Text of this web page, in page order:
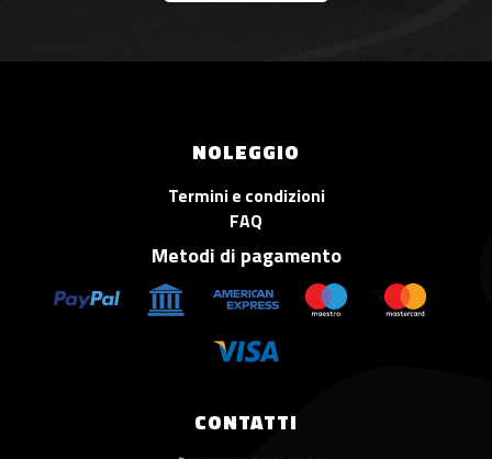
CONTATTI
NOLEGGIO
Termini e condizioni
FAQ
Metodi di pagamento